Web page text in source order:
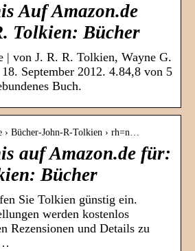
Auf Amazon.de
Tolkien: Bücher
| von J. R. R. Tolkien, Wayne G.
September 2012. 4.84,8 von 5
Buch.
› Bücher-John-R-Tolkien › rh=n…
auf Amazon.de für:
Bücher
Sie Tolkien günstig ein.
werden kostenlos
Rezensionen und Details zu